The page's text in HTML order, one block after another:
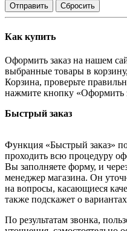
Отправить Сбросить
Как купить
Оформить заказ на нашем
выбранные товары в
Корзина, проверьте
нажмите кнопку «Оформить
Быстрый заказ
Функция «Быстрый заказ»
проходить всю процедуру
Вы заполняете форму, и
менеджер магазина. Он
на вопросы, касающиеся
также подскажет о
По результатам звонка,